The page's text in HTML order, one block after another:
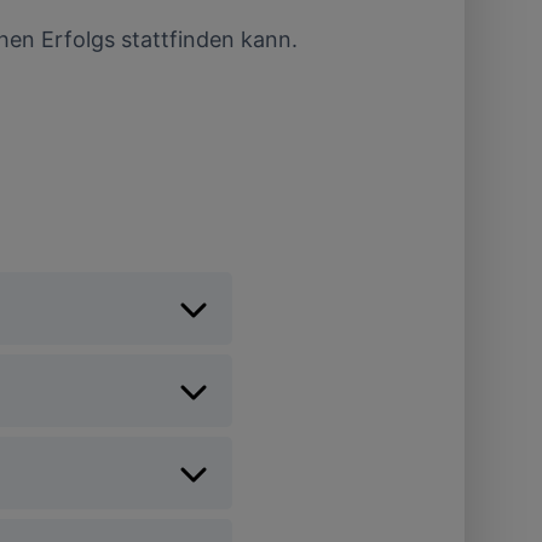
Erfolgs stattfinden kann.